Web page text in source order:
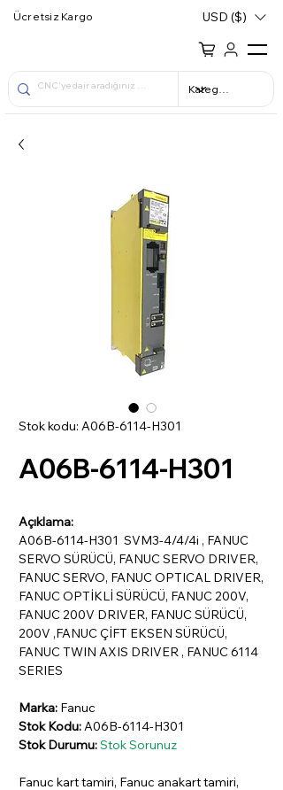
Ücretsiz Kargo USD ($)
Stok kodu: A06B-6114-H301
A06B-6114-H301
Açıklama:
A06B-6114-H301 SVM3-4/4/4i , FANUC
SERVO SÜRÜCÜ, FANUC SERVO DRIVER,
FANUC SERVO, FANUC OPTICAL DRIVER,
FANUC OPTİKLİ SÜRÜCÜ, FANUC 200V,
FANUC 200V DRIVER, FANUC SÜRÜCÜ,
200V ,FANUC ÇİFT EKSEN SÜRÜCÜ,
FANUC TWIN AXIS DRIVER , FANUC 6114
SERIES
Marka: Fanuc
Stok Kodu:A06B-6114-H301
Stok Durumu:Stok Sorunuz
Fanuc kart tamiri, Fanuc anakart tamiri,